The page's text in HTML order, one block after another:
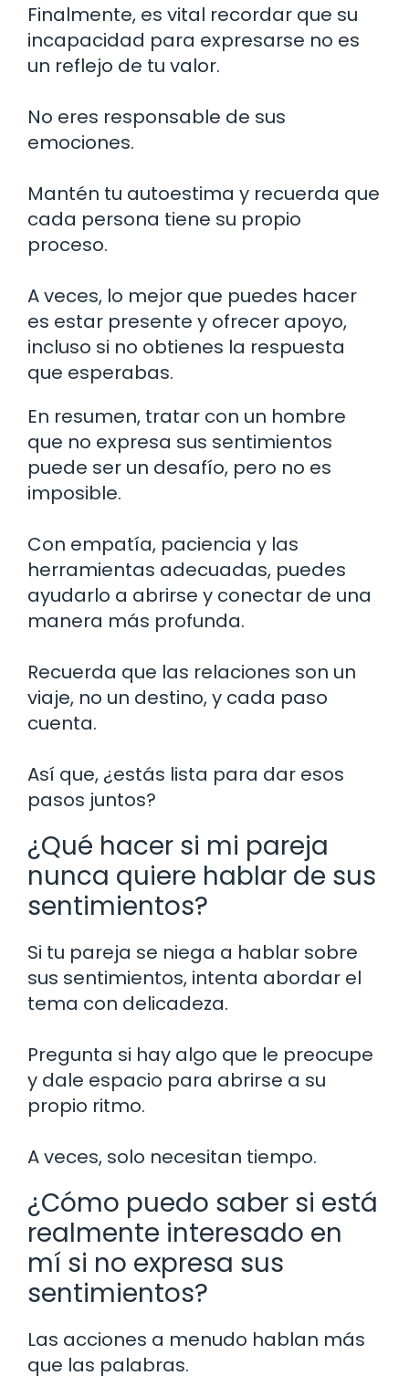
Finalmente, es vital recordar que su
incapacidad para expresarse no es
un reflejo de tu valor.
No eres responsable de sus
emociones.
Mantén tu autoestima y recuerda que
cada persona tiene su propio
proceso.
A veces, lo mejor que puedes hacer
es estar presente y ofrecer apoyo,
incluso si no obtienes la respuesta
que esperabas.
En resumen, tratar con un hombre
que no expresa sus sentimientos
puede ser un desafío, pero no es
imposible.
Con empatía, paciencia y las
herramientas adecuadas, puedes
ayudarlo a abrirse y conectar de una
manera más profunda.
Recuerda que las relaciones son un
viaje, no un destino, y cada paso
cuenta.
Así que, ¿estás lista para dar esos
pasos juntos?
¿Qué hacer si mi pareja
nunca quiere hablar de sus
sentimientos?
Si tu pareja se niega a hablar sobre
sus sentimientos, intenta abordar el
tema con delicadeza.
Pregunta si hay algo que le preocupe
y dale espacio para abrirse a su
propio ritmo.
A veces, solo necesitan tiempo.
¿Cómo puedo saber si está
realmente interesado en
mí si no expresa sus
sentimientos?
Las acciones a menudo hablan más
que las palabras.